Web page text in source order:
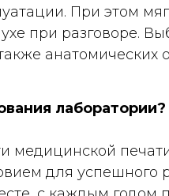
При этом
при разговоре.
анатомических
лаборатории?
медицинской
для успешного